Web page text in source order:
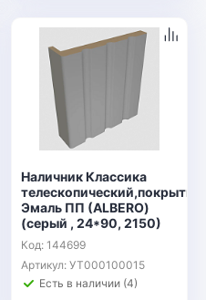
Наличник Классика
телескопический,покрытие
Эмаль ПП (ALBERO)
(серый , 24*90, 2150)
Код: 144699
Артикул: УТ000100015
Есть в наличии (4)